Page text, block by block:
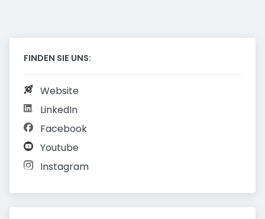
FINDEN SIE UNS:
Website
LinkedIn
Facebook
Youtube
Instagram